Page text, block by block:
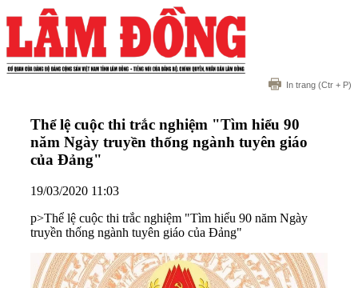
In trang (Ctr + P)
Thể lệ cuộc thi trắc nghiệm "Tìm hiểu 90
năm Ngày truyền thống ngành tuyên giáo
của Đảng"
19/03/2020 11:03
p>Thể lệ cuộc thi trắc nghiệm "Tìm hiểu 90 năm Ngày
truyền thống ngành tuyên giáo của Đảng"